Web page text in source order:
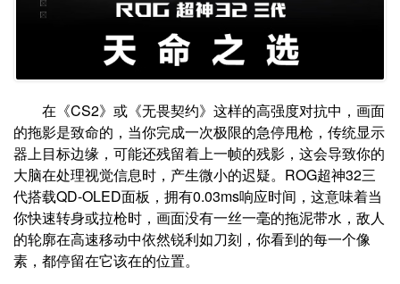
在《CS2》或《无畏契约》这样的高强度对抗中，画面
的拖影是致命的，当你完成一次极限的急停甩枪，传统显示
器上目标边缘，可能还残留着上一帧的残影，这会导致你的
大脑在处理视觉信息时，产生微小的迟疑。ROG超神32三
代搭载QD-OLED面板，拥有0.03ms响应时间，这意味着当
你快速转身或拉枪时，画面没有一丝一毫的拖泥带水，敌人
的轮廓在高速移动中依然锐利如刀刻，你看到的每一个像
素，都停留在它该在的位置。